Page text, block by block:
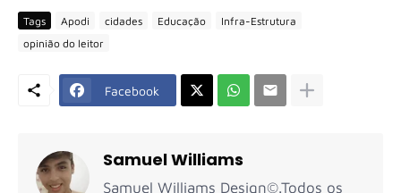
Tags Apodi cidades Educação
Infra-Estrutura
opinião do leitor
Facebook
Samuel Williams
Samuel Williams Design©.Todos os